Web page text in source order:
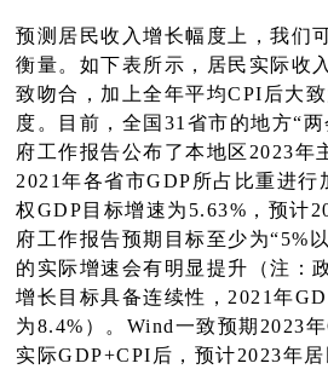
预测居民收入增长幅度上，我们
衡量。如下表所示，居民实际收
致吻合，加上全年平均CPI后大
度。目前，全国31省市的地方“
府工作报告公布了本地区2023年
2021年各省市GDP所占比重进行
权GDP目标增速为5.63%，预计
府工作报告预期目标至少为“5%
的实际增速会有明显提升（注：
增长目标具备连续性，2021年
为8.4%）。Wind一致预期2023
实际GDP+CPI后，预计2023年